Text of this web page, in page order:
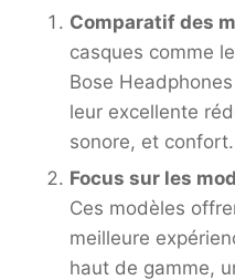
Comparatif des
casques comme
Bose
leur excellente
sonore, et confort.
Focus sur les
Ces modèles
meilleure
haut de gamme,